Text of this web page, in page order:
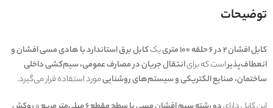
توضیحات
کابل افشان 2 در 6 حلقه 100 متری یککابل برق استاندارد با هادی مسی افشان و
انعطاف‌پذیراست که برایانتقال جریان در مصارف عمومی، سیم‌کشی داخلی
ساختمان، صنایع الکتریکی و سیستم‌های روشناییمورد استفاده قرار می‌گیرد.